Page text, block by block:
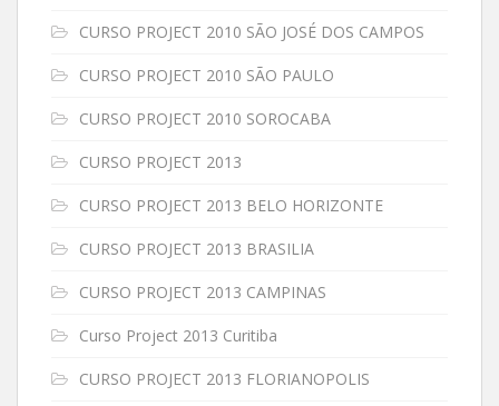
CURSO PROJECT 2010 SÃO JOSÉ DOS CAMPOS
CURSO PROJECT 2010 SÃO PAULO
CURSO PROJECT 2010 SOROCABA
CURSO PROJECT 2013
CURSO PROJECT 2013 BELO HORIZONTE
CURSO PROJECT 2013 BRASILIA
CURSO PROJECT 2013 CAMPINAS
Curso Project 2013 Curitiba
CURSO PROJECT 2013 FLORIANOPOLIS